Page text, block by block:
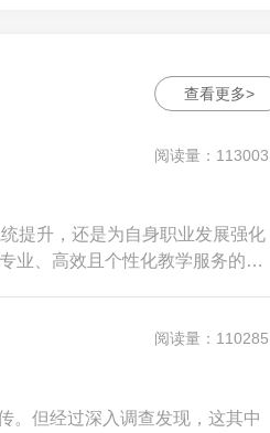
查看更多>
阅读量：113003
提升，还是为自身职业发展强化
业、高效且个性化教学服务的可
阅读量：110285
。但经过深入调查发现，这其中